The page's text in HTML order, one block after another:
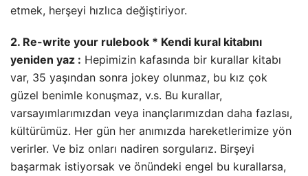
etmek, herşeyi hızlıca değiştiriyor.
2. Re-write your rulebook * Kendi kural kitabını
yeniden yaz : Hepimizin kafasında bir kurallar kitabı
var, 35 yaşından sonra jokey olunmaz, bu kız çok
güzel benimle konuşmaz, v.s. Bu kurallar,
varsayımlarımızdan veya inançlarımızdan daha fazlası,
kültürümüz. Her gün her anımızda hareketlerimize yön
verirler. Ve biz onları nadiren sorgularız. Birşeyi
başarmak istiyorsak ve önündeki engel bu kurallarsa,